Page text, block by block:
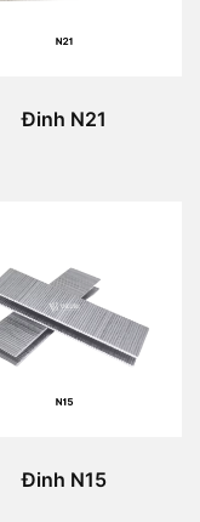
Đinh N21
Đinh N15